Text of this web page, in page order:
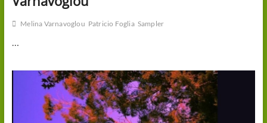
Melina Varnavoglou Patricio Foglia Sampler
…